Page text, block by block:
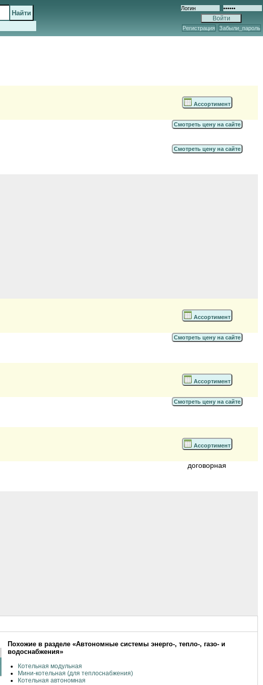
Регистрация Забыли_пароль
Ассортимент
Смотреть цену на сайте
Смотреть цену на сайте
Ассортимент
Смотреть цену на сайте
Ассортимент
Смотреть цену на сайте
Ассортимент
договорная
Похожие в разделе «Автономные системы энерго-, тепло-, газо- и
водоснабжения»
Котельная модульная
Мини-котельная (для теплоснабжения)
Котельная автономная